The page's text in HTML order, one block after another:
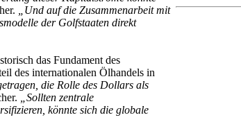
„Und auf die Zusammenarbeit mit
der Golfstaaten direkt
das Fundament des
des internationalen Ölhandels in
die Rolle des Dollars als
„Sollten zentrale
könnte sich die globale